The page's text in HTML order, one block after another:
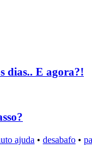
dias.. E agora?!
ajuda • desabafo •